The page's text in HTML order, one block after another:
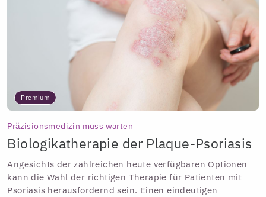
Premium
Präzisionsmedizin muss warten
Biologikatherapie der Plaque-Psoriasis
Angesichts der zahlreichen heute verfügbaren Optionen
kann die Wahl der richtigen Therapie für Patienten mit
Psoriasis herausfordernd sein. Einen eindeutigen